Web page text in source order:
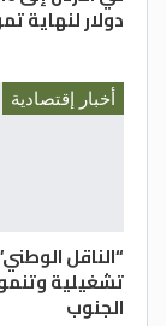
دولار لنهاية
أخبار إقتصادية
“الناقل
تشغيلية
الجنوب